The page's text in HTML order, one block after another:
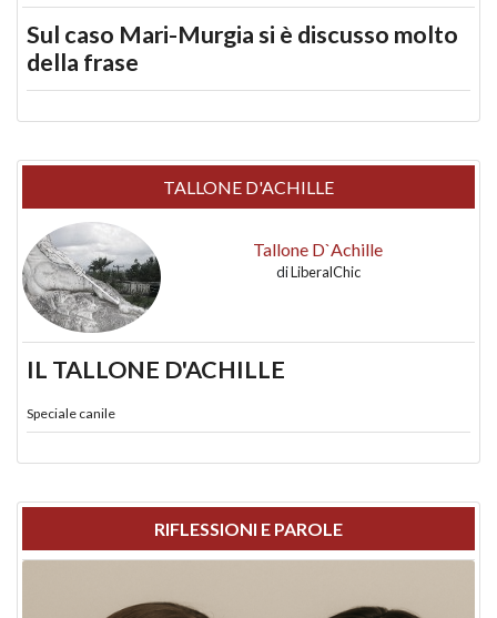
Sul caso Mari-Murgia si è discusso molto
della frase
TALLONE D'ACHILLE
Tallone D`Achille
diLiberalChic
IL TALLONE D'ACHILLE
Speciale canile
RIFLESSIONI E PAROLE